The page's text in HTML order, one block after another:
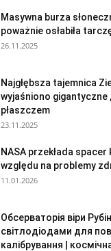
Masywna burza
poważnie osłabiła
26.11.2025
Najgłębsza tajemnica
wyjaśniono gigantyczne
płaszczem
23.11.2025
NASA przekłada
względu na problemy
11.01.2026
Обсерваторія віри
світлодіодами для
калібрування |